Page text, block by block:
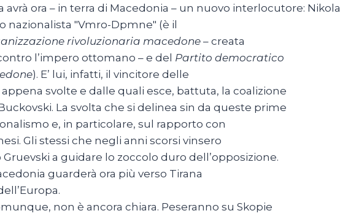
avrà ora – in terra di Macedonia – un nuovo interlocutore: Nikola
nazionalista "Vmro-Dpmne" (è il
rivoluzionaria macedone – creata
l’impero ottomano – e del Partito democratico
). E’ lui, infatti, il vincitore delle
svolte e dalle quali esce, battuta, la coalizione
La svolta che si delinea sin da queste prime
e, in particolare, sul rapporto con
Gli stessi che negli anni scorsi vinsero
a guidare lo zoccolo duro dell’opposizione.
guarderà ora più verso Tirana
non è ancora chiara. Peseranno su Skopie